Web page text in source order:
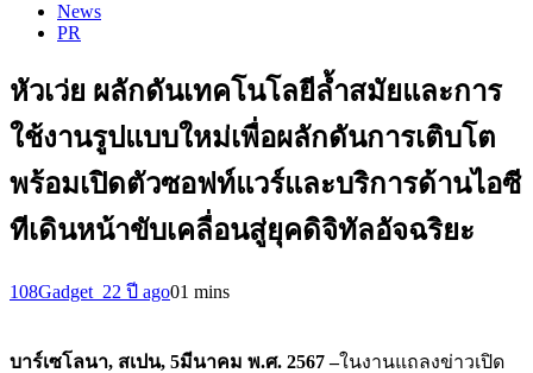
News
PR
หัวเว่ย ผลักดันเทคโนโลยีล้ำสมัยและการ
ใช้งานรูปแบบใหม่เพื่อผลักดันการเติบโต
พร้อมเปิดตัวซอฟท์แวร์และบริการด้านไอซี
ทีเดินหน้าขับเคลื่อนสู่ยุคดิจิทัลอัจฉริยะ
108Gadget_22 ปี ago01 mins
บาร์เซโลนา, สเปน, 5มีนาคม พ.ศ. 2567 –ในงานแถลงข่าวเปิด